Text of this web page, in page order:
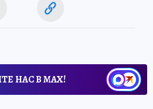
НАС В МАХ!